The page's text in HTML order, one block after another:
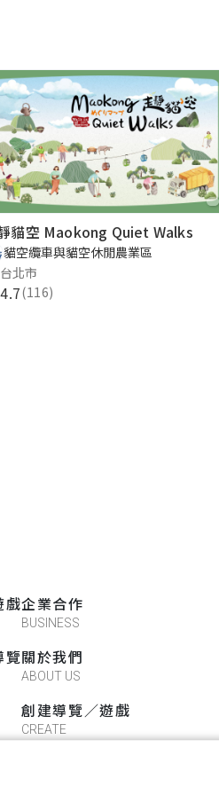
貓空 Maokong Quiet Walks
貓空纜車與貓空休閒農業區
台北市
4.7(116)
戲
覽
企業合作
BUSINESS
關於我們
ABOUT US
創建導覽／遊戲
CREATE